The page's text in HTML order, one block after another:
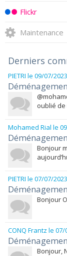
Flickr
Maintenance
Derniers
PIETRI le 09/07/2023
oublié
Mohamed Rial le
Bonjour
PIETRI le 07/07/2023
Bonjour
CONQ Frantz le 07/
Bonjour,